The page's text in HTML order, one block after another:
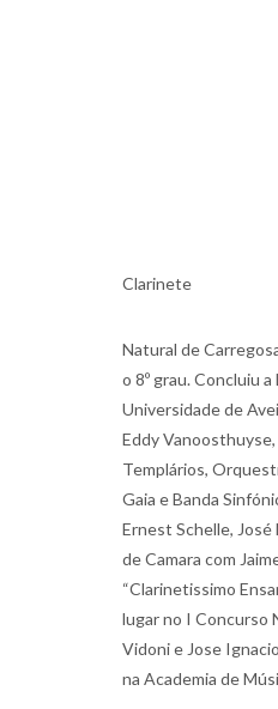
Clarinete
Natural de
o 8º grau. Concluiu
Universidade de
Eddy
Templários,
Gaia e Banda
Ernest Schelle,
de Camara com
“Clarinetissimo
lugar no I Concurso
Vidoni e Jose
na Academia de